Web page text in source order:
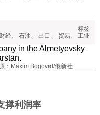
标签
财经、 石油、 出口 、 贸易、 工业
：Maxim Bogovid/俄新社
撑利润率